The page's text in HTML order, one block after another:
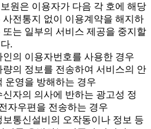
원은 이용자가 다음 각 호에 해당
사전통지 없이 이용계약을 해지하
또는 일부의 서비스 제공을 중지할
.
인의 이용자번호를 사용한 경우
량의 정보를 전송하여 서비스의 안
운영을 방해하는 경우
신자의 의사에 반하는 광고성 정
자우편을 전송하는 경우
보통신설비의 오작동이나 정보 등